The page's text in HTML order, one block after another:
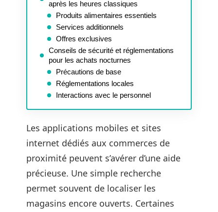
après les heures classiques
Produits alimentaires essentiels
Services additionnels
Offres exclusives
Conseils de sécurité et réglementations
pour les achats nocturnes
Précautions de base
Réglementations locales
Interactions avec le personnel
Les applications mobiles et sites
internet dédiés aux commerces de
proximité peuvent s’avérer d’une aide
précieuse. Une simple recherche
permet souvent de localiser les
magasins encore ouverts. Certaines